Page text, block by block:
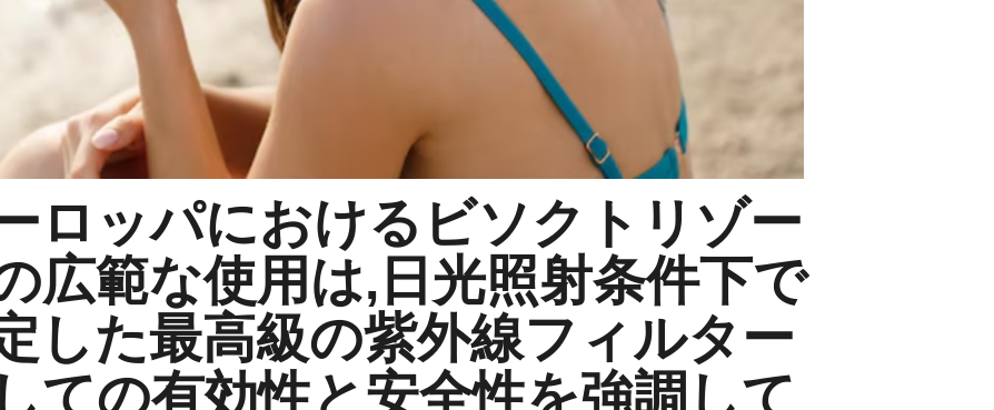
ロッパにおけるビソクトリゾー
広範な使用は,日光照射条件下で
した最高級の紫外線フィルター
ての有効性と安全性を強調して